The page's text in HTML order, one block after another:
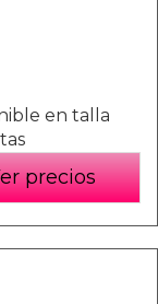
en talla
precios